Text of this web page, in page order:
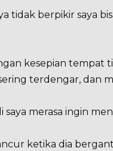
tidak berpikir saya
kesepian tempat
terdengar, dan
saya merasa ingin
ketika dia